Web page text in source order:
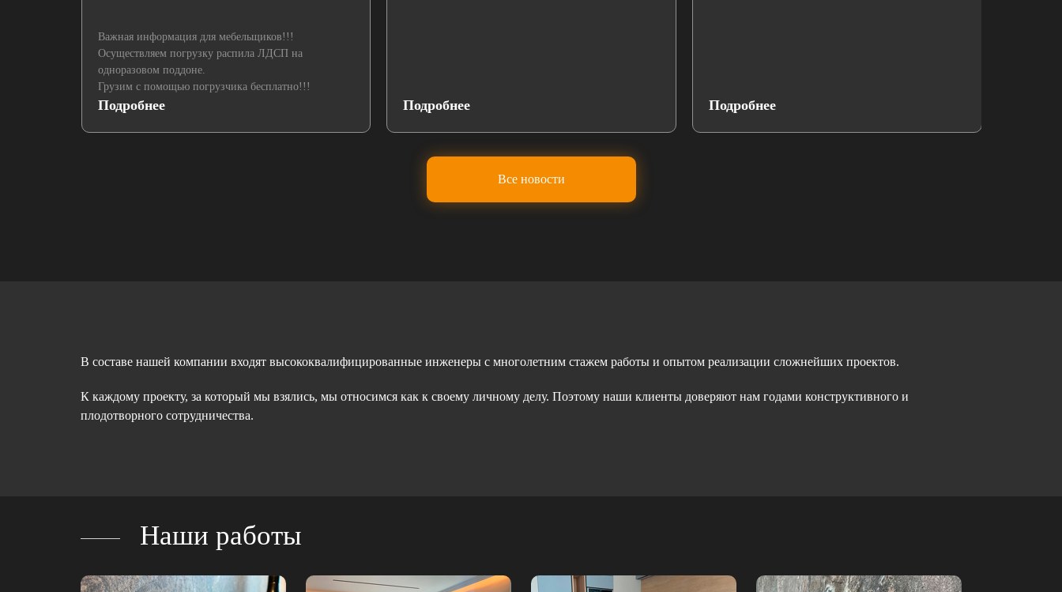
Важная информация для мебельщиков!!!
Осуществляем погрузку распила ЛДСП на
одноразовом поддоне.
Грузим с помощью погрузчика бесплатно!!!
Подробнее Подробнее Подробнее
Все новости
В составе нашей компании входят высококвалифицированные инженеры с многолетним стажем работы и опытом реализации сложнейших проектов.
К каждому проекту, за который мы взялись, мы относимся как к своему личному делу. Поэтому наши клиенты доверяют нам годами конструктивного и
плодотворного сотрудничества.
Наши работы